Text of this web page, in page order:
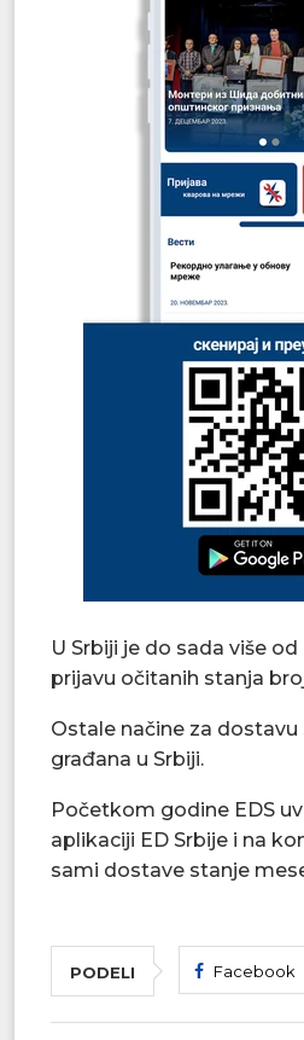
U Srbiji je do sada više
prijavu očitanih stanja
Ostale načine za
građana u Srbiji.
Početkom godine EDS
aplikaciji ED Srbije i na
sami dostave stanje
PODELI Facebook